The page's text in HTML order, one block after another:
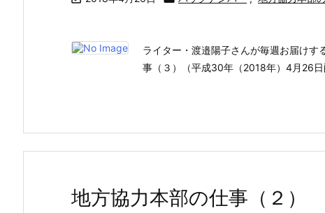
ライター・渡邉陽子さんが毎週お届け
事（３）（平成30年（2018年）4月26日
地方協力本部の仕事（２）